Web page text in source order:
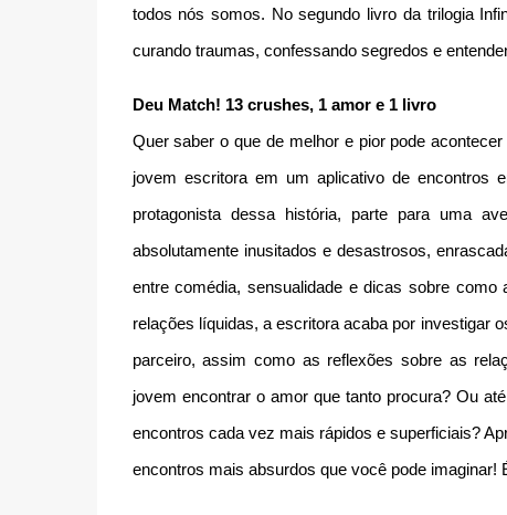
todos nós somos. No segundo livro da trilogia
curando traumas, confessando segredos e
Deu Match! 13 crushes, 1 amor e 1 livro
Quer saber o que de melhor e pior pode
jovem escritora em um aplicativo de encontros
protagonista dessa história, parte para uma
absolutamente inusitados e desastrosos,
entre comédia, sensualidade e dicas sobre
relações líquidas, a escritora acaba por investigar
parceiro, assim como as reflexões sobre as
jovem encontrar o amor que tanto procura? Ou
encontros cada vez mais rápidos e superficiais?
encontros mais absurdos que você pode